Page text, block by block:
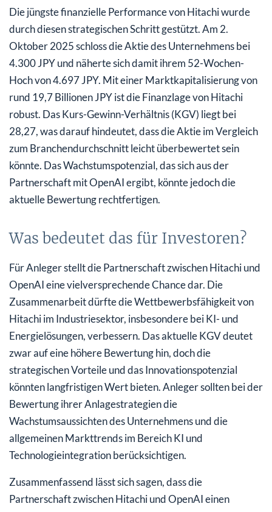
Die jüngste finanzielle Performance von Hitachi wurde
durch diesen strategischen Schritt gestützt. Am 2.
Oktober 2025 schloss die Aktie des Unternehmens bei
4.300 JPY und näherte sich damit ihrem 52-Wochen-
Hoch von 4.697 JPY. Mit einer Marktkapitalisierung von
rund 19,7 Billionen JPY ist die Finanzlage von Hitachi
robust. Das Kurs-Gewinn-Verhältnis (KGV) liegt bei
28,27, was darauf hindeutet, dass die Aktie im Vergleich
zum Branchendurchschnitt leicht überbewertet sein
könnte. Das Wachstumspotenzial, das sich aus der
Partnerschaft mit OpenAI ergibt, könnte jedoch die
aktuelle Bewertung rechtfertigen.
Was bedeutet das für Investoren?
Für Anleger stellt die Partnerschaft zwischen Hitachi und
OpenAI eine vielversprechende Chance dar. Die
Zusammenarbeit dürfte die Wettbewerbsfähigkeit von
Hitachi im Industriesektor, insbesondere bei KI- und
Energielösungen, verbessern. Das aktuelle KGV deutet
zwar auf eine höhere Bewertung hin, doch die
strategischen Vorteile und das Innovationspotenzial
könnten langfristigen Wert bieten. Anleger sollten bei der
Bewertung ihrer Anlagestrategien die
Wachstumsaussichten des Unternehmens und die
allgemeinen Markttrends im Bereich KI und
Technologieintegration berücksichtigen.
Zusammenfassend lässt sich sagen, dass die
Partnerschaft zwischen Hitachi und OpenAI einen